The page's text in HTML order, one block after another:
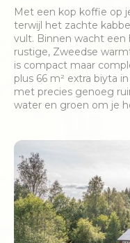
Met een kop koffie op
terwijl het zachte
vult. Binnen wacht
rustige, Zweedse
is compact maar
plus 66 m² extra biyta
met precies genoeg
water en groen om je